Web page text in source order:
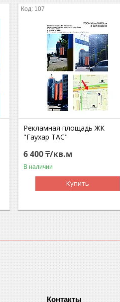
107
Рекламная площадь ЖК
"Гаухар ТАС"
6 400 ₸/кв.м
В наличии
Купить